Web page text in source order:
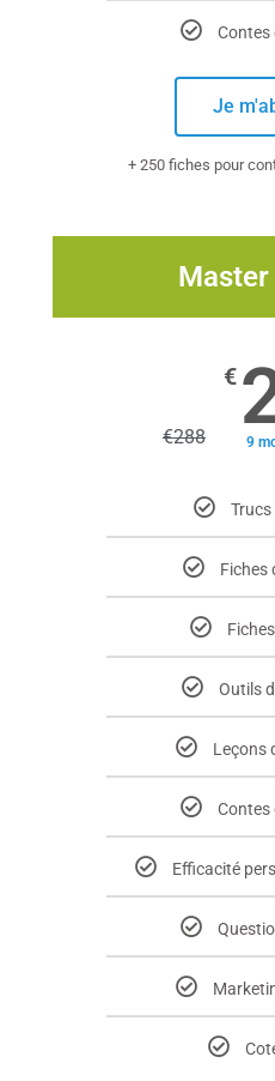
Contes
Je
+ 250 fiches pour
Master
€288
€
9
Trucs
Fiches
Outils
Leçons
Contes
Efficacité